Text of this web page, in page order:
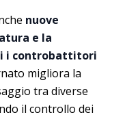
nuove
e la
i controbattitori
migliora la
tra diverse
il controllo dei